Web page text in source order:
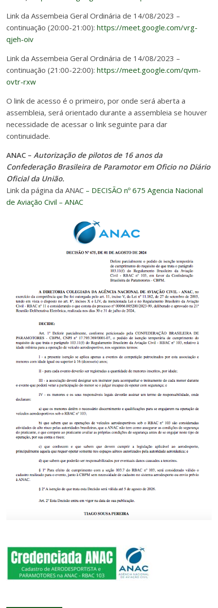
Link da Assembeia Geral Ordinária de 14/08/2023 –
continuação (20:00-21:00):https://meet.google.com/vrg-
qjeh-oiv
Link da Assembeia Geral Ordinária de 14/08/2023 –
continuação (21:00-22:00):https://meet.google.com/qvm-
ovtr-rxw
O link de acesso é o primeiro, por onde será aberta a
assembleia, será orientado durante a assembleia se houver
necessidade de acessar o link seguinte para dar
continuidade.
ANAC – Autorização de pilotos de 16 anos da
Confederação Brasileira de Paramotor em Oficio no Diário
Oficial da União.
Link da página da ANAC – DECISÃO nº 675 Agencia Nacional
de Aviação Civil – ANAC